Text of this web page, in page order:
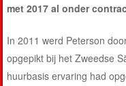
met 2017 al onder
In 2011 werd Peterson
opgepikt bij het Zweedse
huurbasis ervaring had